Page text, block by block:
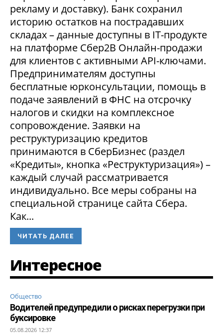
рекламу и доставку). Банк сохранил
историю остатков на пострадавших
складах – данные доступны в IT-продукте
на платформе Сбер2В Онлайн-продажи
для клиентов с активными API-ключами.
Предпринимателям доступны
бесплатные юрконсультации, помощь в
подаче заявлений в ФНС на отсрочку
налогов и скидки на комплексное
сопровождение. Заявки на
реструктуризацию кредитов
принимаются в СберБизнес (раздел
«Кредиты», кнопка «Реструктуризация») –
каждый случай рассматривается
индивидуально. Все меры собраны на
специальной странице сайта Сбера.
Как...
ЧИТАТЬ ДАЛЕЕ
Интересное
Общество
Водителей предупредили о рисках перегрузки при
буксировке
05.08.2026 12:37